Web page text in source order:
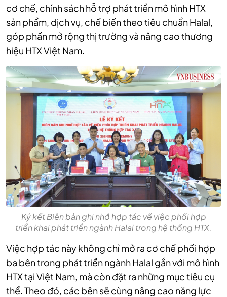
cơ chế, chính sách hỗ trợ phát triển mô hình HTX
sản phẩm, dịch vụ, chế biến theo tiêu chuẩn Halal,
góp phần mở rộng thị trường và nâng cao thương
hiệu HTX Việt Nam.
Ký kết Biên bản ghi nhớ hợp tác về việc phối hợp
triển khai phát triển ngành Halal trong hệ thống HTX.
Việc hợp tác này không chỉ mở ra cơ chế phối hợp
ba bên trong phát triển ngành Halal gắn với mô hình
HTX tại Việt Nam, mà còn đặt ra những mục tiêu cụ
thể. Theo đó, các bên sẽ cùng nâng cao năng lực